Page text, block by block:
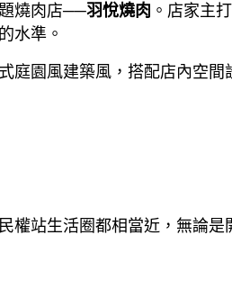
燒肉店──羽悅燒肉 。店家主
水準。
庭園風建築風，搭配店內空
權站生活圈都相當近，無論